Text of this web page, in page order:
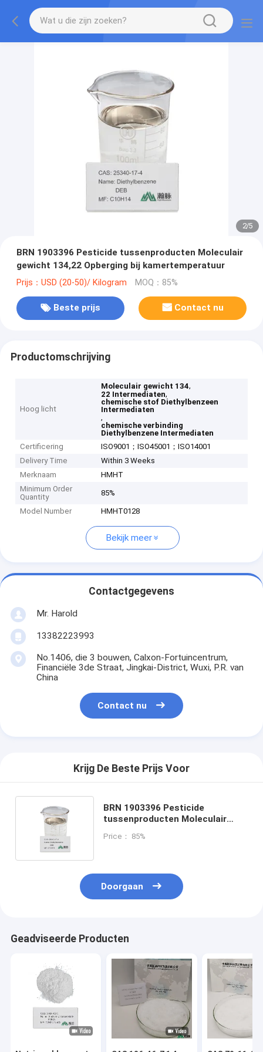
2/5
BRN 1903396 Pesticide tussenproducten Moleculair
gewicht 134,22 Opberging bij kamertemperatuur
Prijs：USD (20-50)/ Kilogram MOQ：85%
Beste prijs Contact nu
Productomschrijving
Hoog licht
Moleculair gewicht 134,
22 Intermediaten,
chemische stof Diethylbenzeen
Intermediaten
,
chemische verbinding
Diethylbenzene Intermediaten
Certificering
ISO9001；ISO45001；ISO14001
Delivery Time
Within 3 Weeks
Merknaam
HMHT
Minimum Order
Quantity
85%
Model Number HMHT0128
Bekijk meer
Contactgegevens
Mr. Harold
13382223993
No.1406, die 3 bouwen, Calxon-Fortuincentrum,
Financiële 3de Straat, Jingkai-District, Wuxi, P.R. van
China
Contact nu
Krijg De Beste Prijs Voor
BRN 1903396 Pesticide
tussenproducten Moleculair
kamertemperatuur
Price： 85%
Doorgaan
Geadviseerde Producten